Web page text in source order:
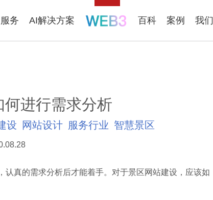
务 AI解决方案 百科 案例 我们
进行需求分析
设 网站设计 服务行业 智慧景区
真的需求分析后才能着手。对于景区网站建设，应该如